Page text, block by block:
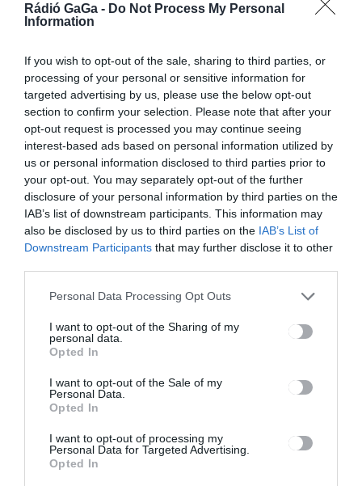
Rádió GaGa - Do Not Process My Personal
Information
If you wish to opt-out of the sale, sharing to third parties, or
processing of your personal or sensitive information for
targeted advertising by us, please use the below opt-out
section to confirm your selection. Please note that after your
opt-out request is processed you may continue seeing
interest-based ads based on personal information utilized by
us or personal information disclosed to third parties prior to
your opt-out. You may separately opt-out of the further
disclosure of your personal information by third parties on the
IAB’s list of downstream participants. This information may
also be disclosed by us to third parties on the IAB’s List of
Downstream Participants that may further disclose it to other
Personal Data Processing Opt Outs
I want to opt-out of the Sharing of my
personal data.
Opted In
I want to opt-out of the Sale of my
Personal Data.
Opted In
I want to opt-out of processing my
Personal Data for Targeted Advertising.
Opted In
Hegedűs Szende
Mereu am fost atrasă de presă și
oamenii care lucrează în domeniu.
Acest lucru este inexplicabil pentru
mine, dar ceva este sigur: mă ține în
mișcare, iar oamenii care mă înconjoară
mă motivează. Îmi place să vorbesc,
negociez, planific, execut și să fac
încearcă să-i încurajeze pe cei din jur.
cu soțul și cu fetița mea într-un mod cât
mai lejer și îndrăzneț.